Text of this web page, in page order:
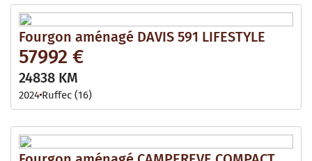
Fourgon aménagé DAVIS 591 LIFESTYLE
57992 €
24838 KM
2024 Ruffec (16)